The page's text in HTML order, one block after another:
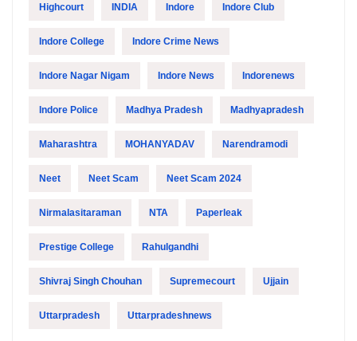
Highcourt INDIA Indore Indore Club
Indore College Indore Crime News
Indore Nagar Nigam Indore News Indorenews
Indore Police Madhya Pradesh Madhyapradesh
Maharashtra MOHANYADAV Narendramodi
Neet Neet Scam Neet Scam 2024
Nirmalasitaraman NTA Paperleak
Prestige College Rahulgandhi
Shivraj Singh Chouhan Supremecourt Ujjain
Uttarpradesh Uttarpradeshnews